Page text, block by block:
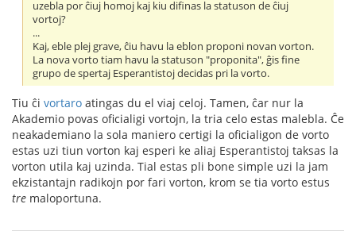
uzebla por ĉiuj homoj kaj kiu difinas la statuson de ĉiuj
vortoj?
...
Kaj, eble plej grave, ĉiu havu la eblon proponi novan vorton.
La nova vorto tiam havu la statuson "proponita", ĝis fine
grupo de spertaj Esperantistoj decidas pri la vorto.
Tiu ĉi vortaro atingas du el viaj celoj. Tamen, ĉar nur la
Akademio povas oficialigi vortojn, la tria celo estas malebla. Ĉe
neakademiano la sola maniero certigi la oficialigon de vorto
estas uzi tiun vorton kaj esperi ke aliaj Esperantistoj taksas la
vorton utila kaj uzinda. Tial estas pli bone simple uzi la jam
ekzistantajn radikojn por fari vorton, krom se tia vorto estus
tre maloportuna.